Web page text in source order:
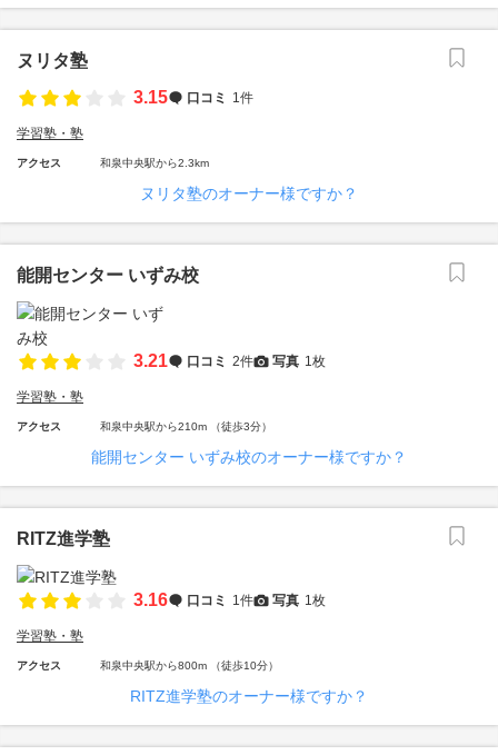
ヌリタ塾
3.15
口コミ 1件
学習塾・塾
アクセス 和泉中央駅から2.3km
ヌリタ塾のオーナー様ですか？
能開センター いずみ校
3.21 口コミ 2件 写真 1枚
学習塾・塾
アクセス 和泉中央駅から210m （徒歩3分）
能開センター いずみ校のオーナー様ですか？
RITZ進学塾
3.16 口コミ 1件 写真 1枚
学習塾・塾
アクセス 和泉中央駅から800m （徒歩10分）
RITZ進学塾のオーナー様ですか？